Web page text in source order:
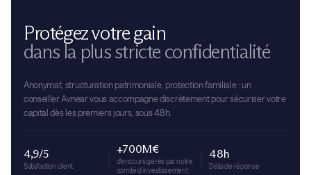
Protégez votre gain
dans la plus stricte confidentialité
Anonymat, structuration patrimoniale, protection familiale : un
conseiller Avnear vous accompagne discrètement pour sécuriser votre
capital dès les premiers jours, sous 48h.
4,9/5
Satisfaction client
+700M€
d'encours gérés par notre
comité d'investissement
48h
Délai de réponse